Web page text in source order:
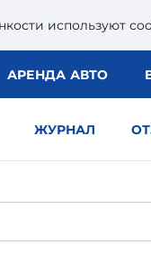
используют
АРЕНДА АВТО
ЖУРНАЛ